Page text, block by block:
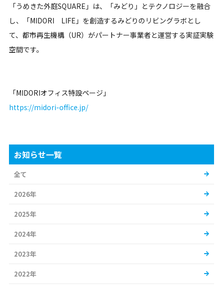
「うめきた外庭SQUARE」は、「みどり」とテクノロジーを融合
し、「MIDORI LIFE」を創造するみどりのリビングラボとし
て、都市再生機構（UR）がパートナー事業者と運営する実証実験
空間です。
「MIDORIオフィス特設ページ」
https://midori-office.jp/
お知らせ一覧
全て
2026年
2025年
2024年
2023年
2022年